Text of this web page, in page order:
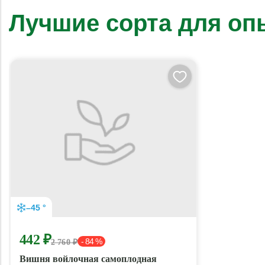
Лучшие сорта для
–45 °
442 ₽2 760 ₽ - 84 %
Вишня войлочная самоплодная